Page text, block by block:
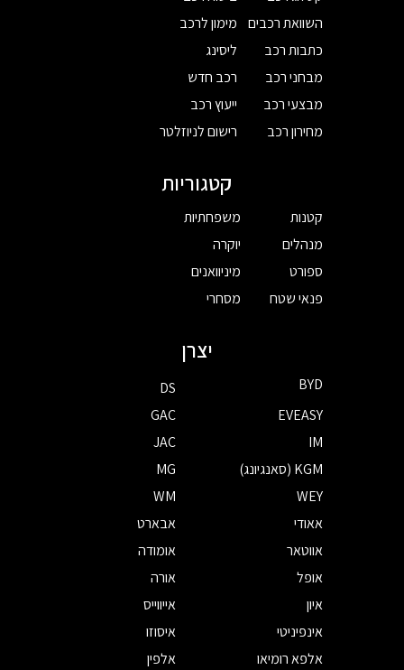
השוואת רכבים
כתבות רכב
מבחני רכב
מבצעי רכב
מחירון רכב
מימון לרכב
ליסינג
רכב חדש
ייעוץ רכב
רישום לניוזלטר
קטגוריות
קטנות
מנהלים
ספורט
פנאי שטח
משפחתיות
יוקרה
מיניוואנים
מסחרי
יצרן
BYD
DS
EVEASY
GAC
IM
JAC
KGM (סאנגיונג)
MG
WEY
WM
אאודי
אבארט
אווטאר
אומודה
אופל
אורה
איון
אייווייס
אינפיניטי
איסוזו
אלפא רומיאו
אלפין